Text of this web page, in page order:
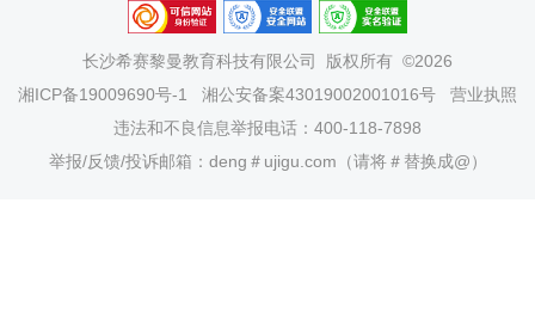
长沙希赛黎曼教育科技有限公司
版权所有 ©2026
湘ICP备19009690号-1
湘公安备案43019002001016号
营业执照
违法和不良信息举报电话：400-118-7898
举报/反馈/投诉邮箱：deng＃ujigu.com（请将＃替换成@）